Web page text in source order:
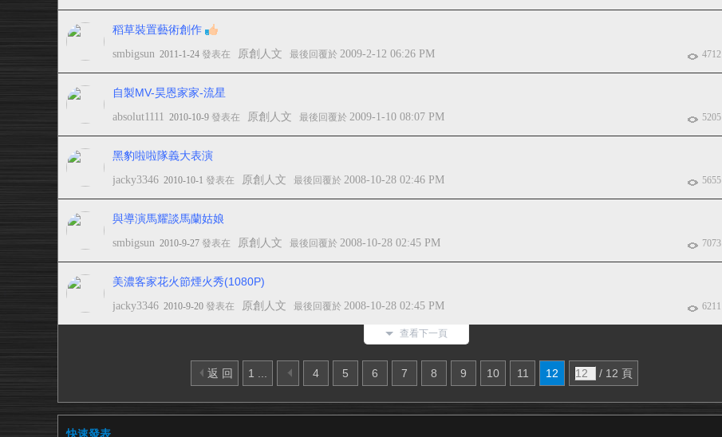
稻草裝置藝術創作
4712
smbigsun 2011-1-24 發表在 原創人文 最後回覆於 2009-2-12 06:26 PM
自製MV-昊恩家家-流星
5205
absolut1111 2010-10-9 發表在 原創人文 最後回覆於 2009-1-10 08:07 PM
黑豹啦啦隊義大表演
5655
jacky3346 2010-10-1 發表在 原創人文 最後回覆於 2008-10-28 02:46 PM
與導演馬耀談馬蘭姑娘
7073
smbigsun 2010-9-27 發表在 原創人文 最後回覆於 2008-10-28 02:45 PM
美濃客家花火節煙火秀(1080P)
6211
jacky3346 2010-9-20 發表在 原創人文 最後回覆於 2008-10-28 02:45 PM
查看下一頁
返 回 1 ... 4 5 6 7 8 9 10 11 12 / 12 頁
快速發表